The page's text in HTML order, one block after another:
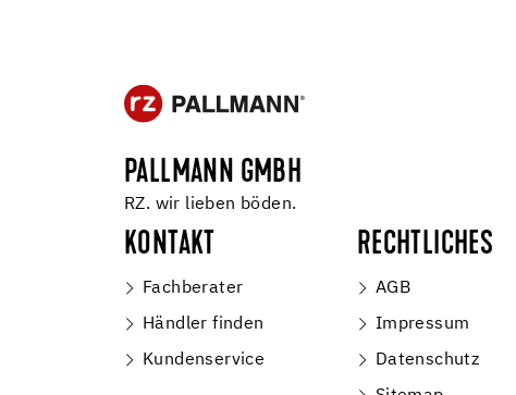
PALLMANN GMBH
RZ. wir lieben böden.
KONTAKT
Fachberater
Händler finden
Kundenservice
RECHTLICHES
AGB
Impressum
Datenschutz